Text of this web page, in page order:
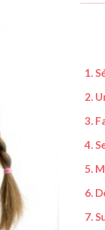
filet
1.
2.
3.
4. Se
5.
6.
7.